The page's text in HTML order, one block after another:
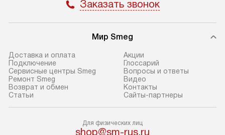
упакованный товар до подъезда.
Если вам необходимо доставить
покупку до двери вашей квартиры
или места установки, пожалуйста,
предварительно согласуйте это
Обратите внимание на размеры
существующим
Заказать звонок
Мир Smeg
Доставка и оплата
Подключение
Сервисные центры Smeg
Ремонт Smeg
Возврат и обмен
Статьи
Акции
Глоссарий
Вопросы и ответы
Видео
Контакты
Сайты-партнеры
Для физических лиц
shop@sm-rus.ru